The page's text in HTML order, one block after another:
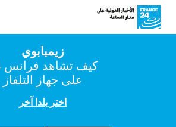
زيمبابوي
كيف تشاهد فرانس 24
على جهاز التلفاز
اختر بلدا آخر